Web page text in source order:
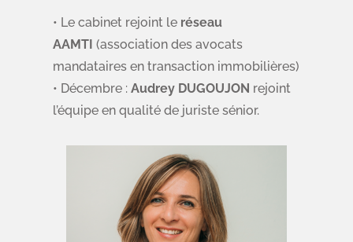
• Le cabinet rejoint le réseau
AAMTI (association des avocats
mandataires en transaction immobilières)
• Décembre :Audrey DUGOUJON rejoint
l’équipe en qualité de juriste sénior.